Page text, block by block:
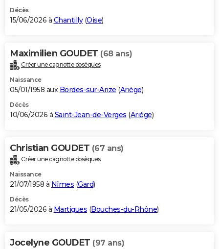
S'inscrire
Se connecter
Lycées
Collèges
Primaires
Universités
Entreprises
Service militaire
Avis de recherche
AVIS DE DÉCÈS
Bricolage
Lifestyle
Culture
Sport
Auto
Television
Voyage
Cinema
Décès
15/06/2026 à Chantilly(Oise)
Maximilien GOUDET (68 ans)
Créer une cagnotte obsèques
Naissance
05/01/1958 aux Bordes-sur-Arize (Ariège)
Décès
10/06/2026 à Saint-Jean-de-Verges (Ariège)
Christian GOUDET (67 ans)
Créer une cagnotte obsèques
Naissance
21/07/1958 à Nîmes (Gard)
Décès
21/05/2026 à Martigues (Bouches-du-Rhône)
Jocelyne GOUDET (97 ans)